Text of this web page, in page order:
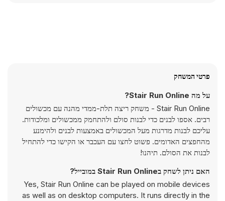
פרטי המשחק
על מה Stair Run Online?
Stair Run Online - משחק ריצה תלת-ממדי מהנה עם מכשולים
רבים. אספו לבנים כדי לבנות סולם ולהתחמק ממכשולים ומלכודות.
עליכם לבנות מדרגות מעל המכשולים באמצעות לבנים ולהימנע
מהחפצים האדומים. פשוט לחצו עם העכבר או הקישו כדי להתחיל
לבנות את הסולם. תיהנו!
האם ניתן לשחק בStair Run Online במובייל?
Yes, Stair Run Online can be played on mobile devices
as well as on desktop computers. It runs directly in the